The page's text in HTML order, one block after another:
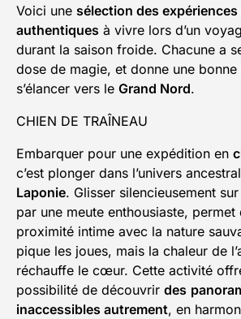
Voici une sélection des expériences
authentiques à vivre lors d’un
durant la saison froide. Chacune a
dose de magie, et donne une
s’élancer vers le Grand Nord.
CHIEN DE TRAÎNEAU
Embarquer pour une expédition en
c’est plonger dans l’univers
Laponie. Glisser silencieusement
par une meute enthousiaste, permet
proximité intime avec la nature
pique les joues, mais la chaleur de
réchauffe le cœur. Cette activité
possibilité de découvrir des
inaccessibles autrement, en